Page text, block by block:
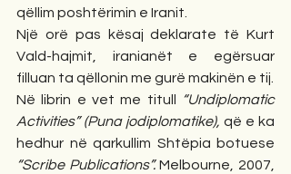
qëllim poshtërimin e Iranit.
Një orë pas kësaj deklarate të Kurt
Vald-hajmit, iranianët e egërsuar
Në librin e vet me titull
“Undiplomatic
Activities” (Puna jodiplomatike), që e ka
hedhur në qarkullim
“Scribe Publications”.